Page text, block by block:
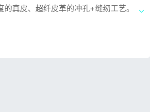
的真皮、超纤皮革的冲孔+缝纫工艺。